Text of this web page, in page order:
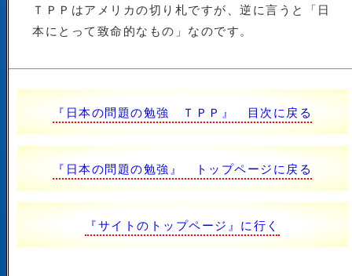
ＴＰＰはアメリカの切り札ですが、逆に言うと「日
本にとって致命的なもの」なのです。
『日本の問題の勉強 ＴＰＰ』 目次に戻る
『日本の問題の勉強』 トップページに戻る
『サイトのトップページ』に行く